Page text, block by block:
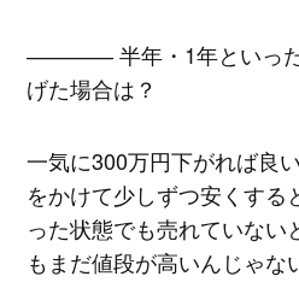
―――― 半年・1年といった
げた場合は？
一気に300万円下がれば良
をかけて少しずつ安くする
った状態でも売れていない
もまだ値段が高いんじゃな